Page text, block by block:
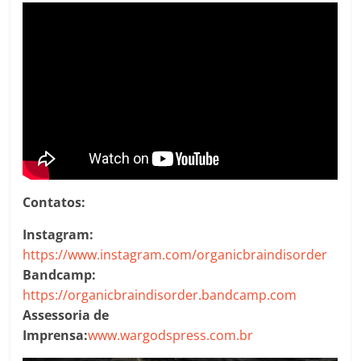
Contatos:
Instagram:
https://www.instagram.com/organicbraindisorder
Bandcamp:
https://organicbraindisorder.bandcamp.com
Assessoria de
Imprensa:www.wargodspress.com.br